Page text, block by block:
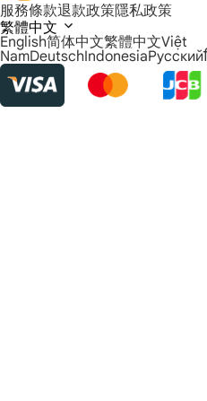
服務條款退款政策隱私政策
繁體中文
English简体中文繁體中文Việt
NamDeutschIndonesiaРусский